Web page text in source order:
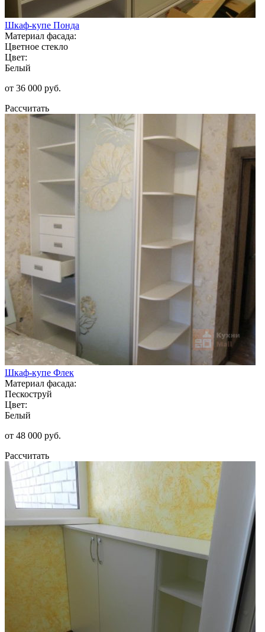
Шкаф-купе Понда
Материал фасада:
Цветное стекло
Цвет:
Белый
от 36 000 руб.
Рассчитать
Шкаф-купе Флек
Материал фасада:
Пескоструй
Цвет:
Белый
от 48 000 руб.
Рассчитать